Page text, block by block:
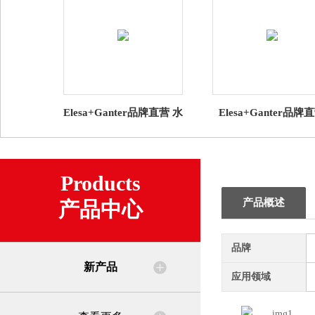
Elesa+Ganter品牌直营 水
脚 带橡胶垫（1）
Elesa+Ganter品牌
CKE 的折叠 钥匙批
Products
产品中心
新产品
产品概述
品牌
应用领域